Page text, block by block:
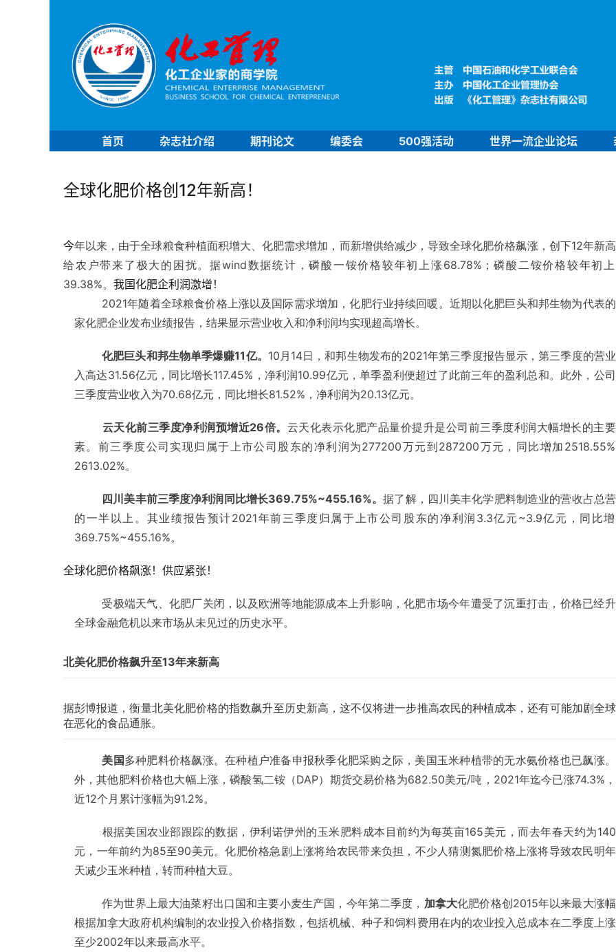
首页 杂志社介绍 期刊论文 编委会 500强活动 世界一流企业论坛
全球化肥价格创12年新高！
今年以来，由于全球粮食种植面积增大、化肥需求增加，而新增供给减少，导致全球化肥价格飙涨，创下12年新高
给农户带来了极大的困扰。据wind数据统计，磷酸一铵价格较年初上涨68.78%；磷酸二铵价格较年初
39.38%。 我国化肥企利润激增！
2021年随着全球粮食价格上涨以及国际需求增加，化肥行业持续回暖。近期以化肥巨头和邦生物为代表
家化肥企业发布业绩报告，结果显示营业收入和净利润均实现超高增长。
化肥巨头和邦生物单季爆赚11亿。 10月14日，和邦生物发布的2021年第三季度报告显示，第三季度的营
入高达31.56亿元，同比增长117.45%，净利润10.99亿元，单季盈利便超过了此前三年的盈利总和。此外，公
三季度营业收入为70.68亿元，同比增长81.52%，净利润为20.13亿元。
云天化前三季度净利润预增近26倍。 云天化表示化肥产品量价提升是公司前三季度利润大幅增长的主
素。前三季度公司实现归属于上市公司股东的净利润为277200万元到287200万元，同比增加
2613.02%。
四川美丰前三季度净利润同比增长369.75%~455.16%。据了解，四川美丰化学肥料制造业的营收占总
的一半以上。其业绩报告预计2021年前三季度归属于上市公司股东的净利润3.3亿元~3.9亿元，同比
369.75%~455.16%。
全球化肥价格飙涨！供应紧张！
受极端天气、化肥厂关闭，以及欧洲等地能源成本上升影响，化肥市场今年遭受了沉重打击，价格已经
全球金融危机以来市场从未见过的历史水平。
北美化肥价格飙升至13年来新高
据彭博报道，衡量北美化肥价格的指数飙升至历史新高，这不仅将进一步推高农民的种植成本，还有可能加剧全
在恶化的食品通胀。
美国多种肥料价格飙涨。在种植户准备申报秋季化肥采购之际，美国玉米种植带的无水氨价格也已飙涨
外，其他肥料价格也大幅上涨，磷酸氢二铵（DAP）期货交易价格为682.50美元/吨，2021年迄今已涨74.3%
近12个月累计涨幅为91.2%。
根据美国农业部跟踪的数据，伊利诺伊州的玉米肥料成本目前约为每英亩165美元，而去年春天约为
元，一年前约为85至90美元。化肥价格急剧上涨将给农民带来负担，不少人猜测氮肥价格上涨将导致农民明
天减少玉米种植，转而种植大豆。
作为世界上最大油菜籽出口国和主要小麦生产国，今年第二季度， 加拿大化肥价格创2015年以来最大涨幅
根据加拿大政府机构编制的农业投入价格指数，包括机械、种子和饲料费用在内的农业投入总成本在二季度上
至少2002年以来最高水平。